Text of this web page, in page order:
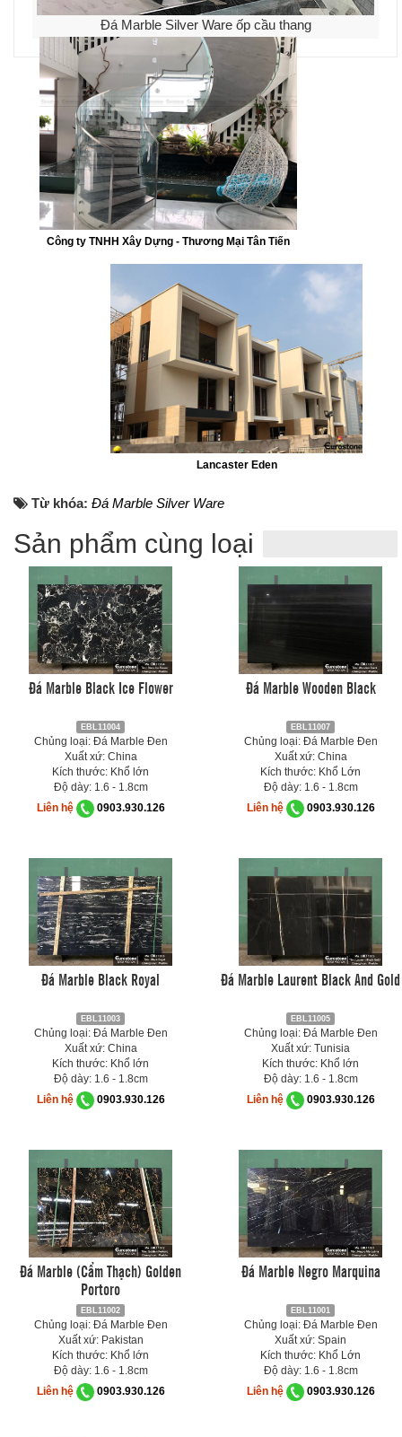
Đá Marble Silver Ware ốp cầu thang
Công ty TNHH Xây Dựng - Thương Mại Tân Tiến
Lancaster Eden
Từ khóa: Đá Marble Silver Ware
Sản phẩm cùng loại
Đá Marble Black Ice Flower
EBL11004
Chủng loại: Đá Marble Đen
Xuất xứ: China
Kích thước: Khổ lớn
Độ dày: 1.6 - 1.8cm
Liên hệ
0903.930.126
Đá Marble Wooden Black
EBL11007
Chủng loại: Đá Marble Đen
Xuất xứ: China
Kích thước: Khổ Lớn
Độ dày: 1.6 - 1.8cm
Liên hệ
0903.930.126
Đá Marble Black Royal
EBL11003
Chủng loại: Đá Marble Đen
Xuất xứ: China
Kích thước: Khổ lớn
Độ dày: 1.6 - 1.8cm
Liên hệ
0903.930.126
Đá Marble Laurent Black And Gold
EBL11005
Chủng loại: Đá Marble Đen
Xuất xứ: Tunisia
Kích thước: Khổ lớn
Độ dày: 1.6 - 1.8cm
Liên hệ
0903.930.126
Đá Marble (Cẩm Thạch) Golden
Portoro
EBL11002
Chủng loại: Đá Marble Đen
Xuất xứ: Pakistan
Kích thước: Khổ lớn
Độ dày: 1.6 - 1.8cm
Liên hệ
0903.930.126
Đá Marble Negro Marquina
EBL11001
Chủng loại: Đá Marble Đen
Xuất xứ: Spain
Kích thước: Khổ Lớn
Độ dày: 1.6 - 1.8cm
Liên hệ
0903.930.126